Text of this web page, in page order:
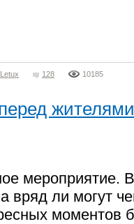
Letux 128 10185
мероприятие.
вряд ли могут
моментов